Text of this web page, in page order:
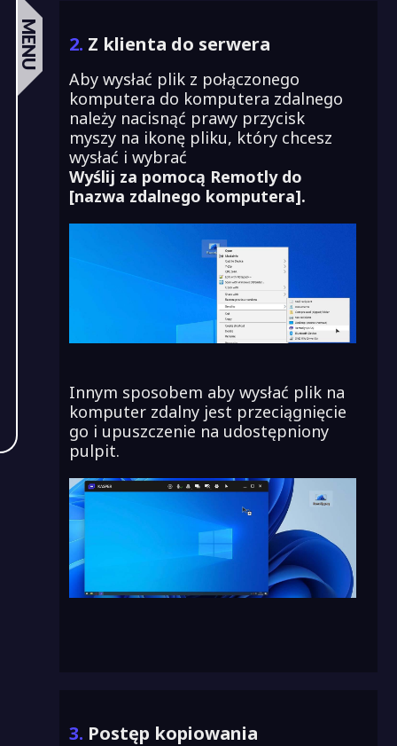
MENU 2. Z klienta do serwera
Aby wysłać plik z połączonego
komputera do komputera zdalnego
należy nacisnąć prawy przycisk
myszy na ikonę pliku, który chcesz
wysłać i wybrać
Wyślij za pomocą Remotly do
[nazwa zdalnego komputera].
Innym sposobem aby wysłać plik na
komputer zdalny jest przeciągnięcie
go i upuszczenie na udostępniony
pulpit.
3. Postęp kopiowania